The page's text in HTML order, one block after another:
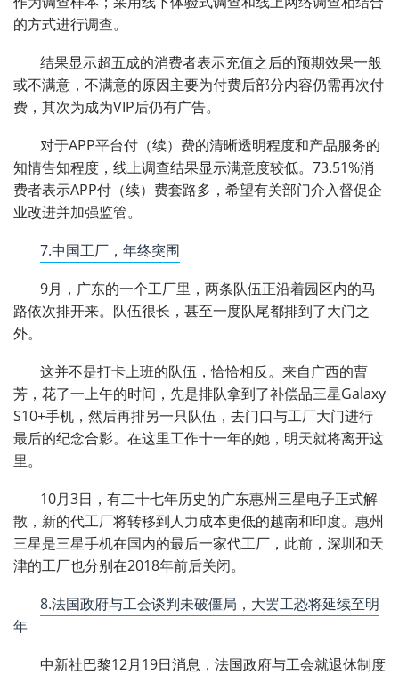
的方式进行调查。
结果显示超五成的消费者表示充值之后的预期效果一般
或不满意，不满意的原因主要为付费后部分内容仍需再次付
费，其次为成为VIP后仍有广告。
对于APP平台付（续）费的清晰透明程度和产品服务的
知情告知程度，线上调查结果显示满意度较低。73.51%消
费者表示APP付（续）费套路多，希望有关部门介入督促企
业改进并加强监管。
7.中国工厂，年终突围
9月，广东的一个工厂里，两条队伍正沿着园区内的马
路依次排开来。队伍很长，甚至一度队尾都排到了大门之
外。
这并不是打卡上班的队伍，恰恰相反。来自广西的曹
芳，花了一上午的时间，先是排队拿到了补偿品三星Galaxy
S10+手机，然后再排另一只队伍，去门口与工厂大门进行
最后的纪念合影。在这里工作十一年的她，明天就将离开这
里。
10月3日，有二十七年历史的广东惠州三星电子正式解
散，新的代工厂将转移到人力成本更低的越南和印度。惠州
三星是三星手机在国内的最后一家代工厂，此前，深圳和天
津的工厂也分别在2018年前后关闭。
8.法国政府与工会谈判未破僵局，大罢工恐将延续至明
年
中新社巴黎12月19日消息，法国政府与工会就退休制度